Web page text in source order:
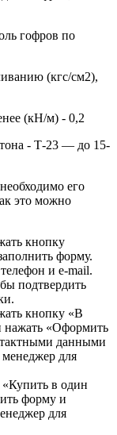
гофров по
(кгс/см2),
(кН/м) - 0,2
- Т-23 — до 15-
его
это можно
кнопку
форму.
и e-mail.
подтвердить
кнопку «В
нажать «Оформить
данными
менеджер для
«Купить в один
форму и
для